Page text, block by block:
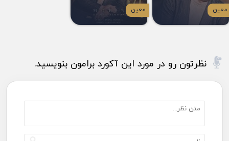
معین معین
نظرتون رو در مورد این آکورد برامون بنویسید.